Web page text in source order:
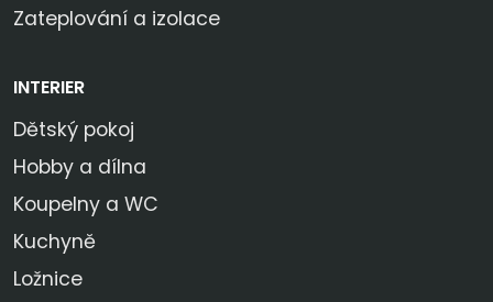
Zateplování a izolace
INTERIER
Dětský pokoj
Hobby a dílna
Koupelny a WC
Kuchyně
Ložnice